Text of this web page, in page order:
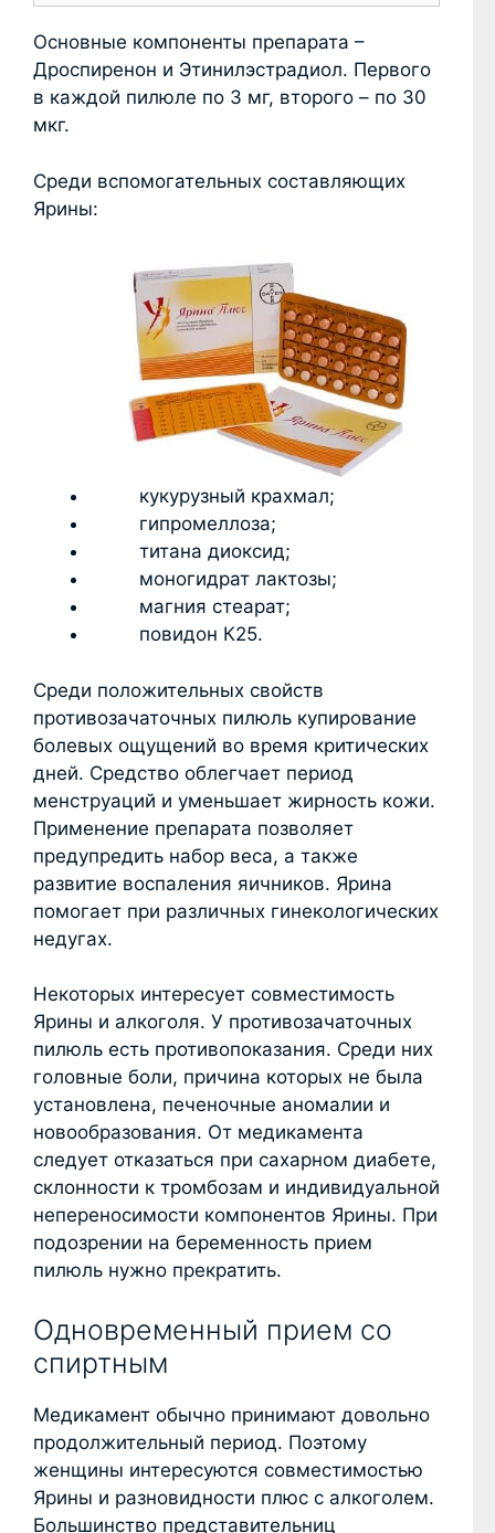
Основные компоненты препарата –
Дроспиренон и Этинилэстрадиол. Первого
в каждой пилюле по 3 мг, второго – по 30
мкг.
Среди вспомогательных составляющих
Ярины:
кукурузный крахмал;
гипромеллоза;
титана диоксид;
моногидрат лактозы;
магния стеарат;
повидон К25.
Среди положительных свойств
противозачаточных пилюль купирование
болевых ощущений во время критических
дней. Средство облегчает период
менструаций и уменьшает жирность кожи.
Применение препарата позволяет
предупредить набор веса, а также
развитие воспаления яичников. Ярина
помогает при различных гинекологических
недугах.
Некоторых интересует совместимость
Ярины и алкоголя. У противозачаточных
пилюль есть противопоказания. Среди них
головные боли, причина которых не была
установлена, печеночные аномалии и
новообразования. От медикамента
следует отказаться при сахарном диабете,
склонности к тромбозам и индивидуальной
непереносимости компонентов Ярины. При
подозрении на беременность прием
пилюль нужно прекратить.
Одновременный прием со
спиртным
Медикамент обычно принимают довольно
продолжительный период. Поэтому
женщины интересуются совместимостью
Ярины и разновидности плюс с алкоголем.
Большинство представительниц